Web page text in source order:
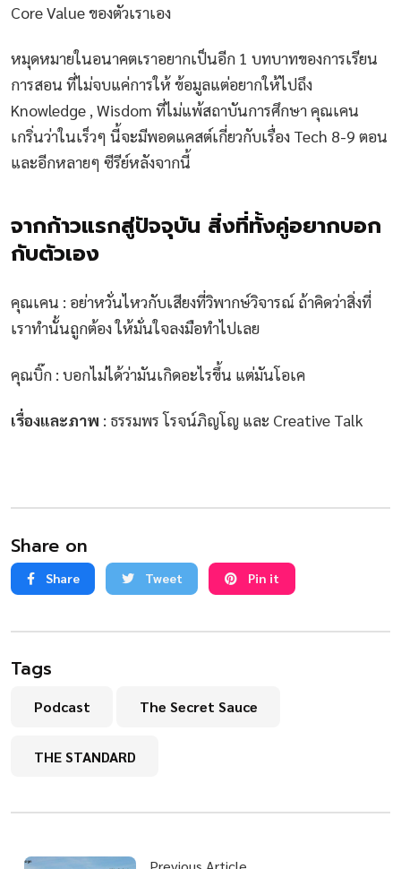
Core Value ของตัวเราเอง
หมุดหมายในอนาคตเราอยากเป็นอีก 1 บทบาทของการเรียน
การสอน ที่ไม่จบแค่การให้ ข้อมูลแต่อยากให้ไปถึง
Knowledge , Wisdom ที่ไม่แพ้สถาบันการศึกษา คุณเคน
เกริ่นว่าในเร็วๆ นี้จะมีพอดแคสต์เกี่ยวกับเรื่อง Tech 8-9 ตอน
และอีกหลายๆ ซีรีย์หลังจากนี้
จากก้าวแรกสู่ปัจจุบัน สิ่งที่ทั้งคู่อยากบอก
กับตัวเอง
คุณเคน : อย่าหวั่นไหวกับเสียงที่วิพากษ์วิจารณ์ ถ้าคิดว่าสิ่งที่
เราทำนั้นถูกต้อง ให้มั่นใจลงมือทำไปเลย
คุณบิ๊ก : บอกไม่ได้ว่ามันเกิดอะไรขึ้น แต่มันโอเค
เรื่องและภาพ : ธรรมพร โรจน์ภิญโญ และ Creative Talk
Share on
Share Tweet Pin it
Tags
Podcast The Secret Sauce
THE STANDARD